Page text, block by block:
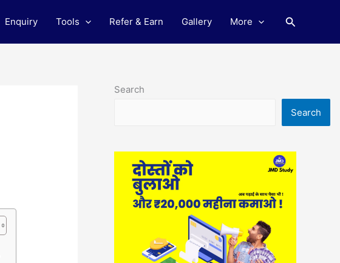
Enquiry Tools Refer & Earn Gallery More Search
Search
Search